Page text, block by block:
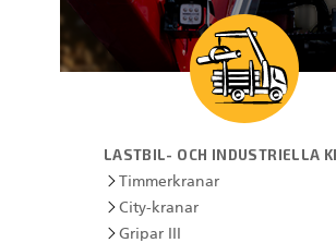
Stegmatare
LASTBIL- OCH INDUSTRIELLA
Timmerkranar
City-kranar
Gripar III